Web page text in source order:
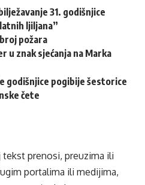
31. godišnjice
ljiljana”
požara
u znak sjećanja na Marka
godišnjice pogibije šestorice
čete
prenosi, preuzima ili
portalima ili medijima,